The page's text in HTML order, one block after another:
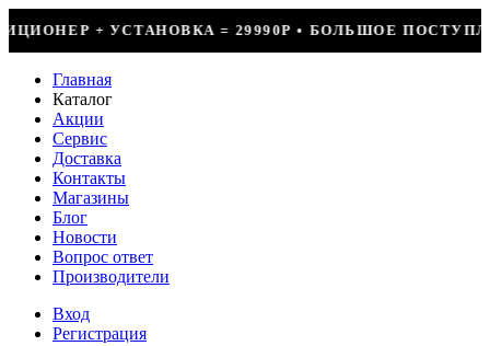
• БОЛЬШОЕ ПОСТУПЛЕНИЕ ФРЕОНА • СКИДКИ ДО
Главная
Каталог
Акции
Сервис
Доставка
Контакты
Магазины
Блог
Новости
Вопрос ответ
Производители
Вход
Регистрация